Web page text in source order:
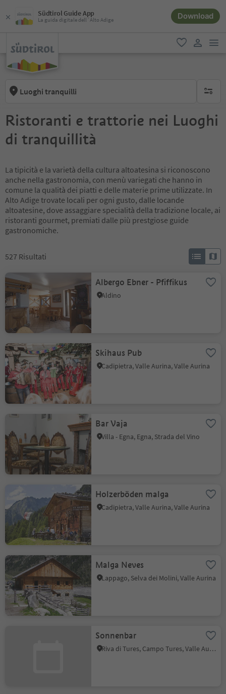
Südtirol Guide App
La guida digitale dell´Alto Adige Download
favoriti
Luoghi tranquilli
Ristoranti e trattorie nei Luoghi
di tranquillità
La tipicità e la varietà della cultura altoatesina si riconoscono
anche nella gastronomia, con menù variegati che hanno in
comune la qualità dei piatti e delle materie prime utilizzate. In
Alto Adige trovate locali per ogni gusto, dalle locande
altoatesine, dove assaggiare specialità della tradizione locale, ai
ristoranti gourmet, premiati dalle più prestgiose guide
gastronomiche.
527 Risultati
Albergo Ebner - Pfiffikus
Aldino
Skihaus Pub
Cadipietra, Valle Aurina, Valle Aurina
Bar Vaja
Villa - Egna, Egna, Strada del Vino
Holzerböden malga
Cadipietra, Valle Aurina, Valle Aurina
Malga Neves
Lappago, Selva dei Molini, Valle Aurina
Sonnenbar
Riva di Tures, Campo Tures, Valle Aurina